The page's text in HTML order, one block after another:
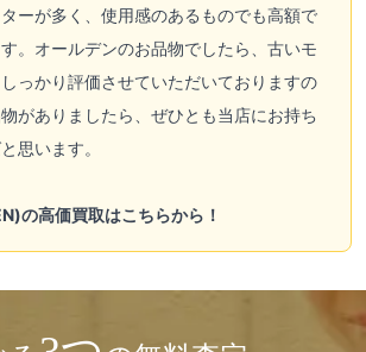
ーが多く、使用感のあるものでも高額で
。オールデンのお品物でしたら、古いモ
っかり評価させていただいておりますの
がありましたら、ぜひとも当店にお持ち
思います。
の高価買取はこちらから！